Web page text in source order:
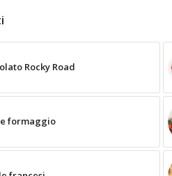
Rocky Road
formaggio